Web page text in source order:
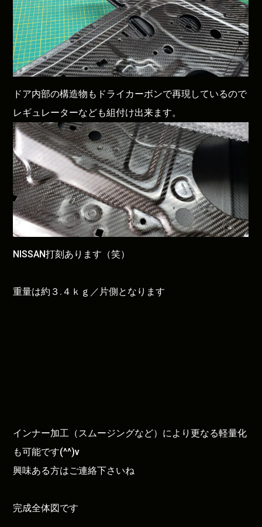
ドア内部の構造物もドライカーボンで再現しているので
レギュレーターなども組付け出来ます。
NISSAN打刻あります（笑）
重量は約３.４ｋｇ／片側となります
インナー加工（スムージングなど）により更なる軽量化
も可能です(^^)v
興味ある方はご連絡下さいね
完成全体図です